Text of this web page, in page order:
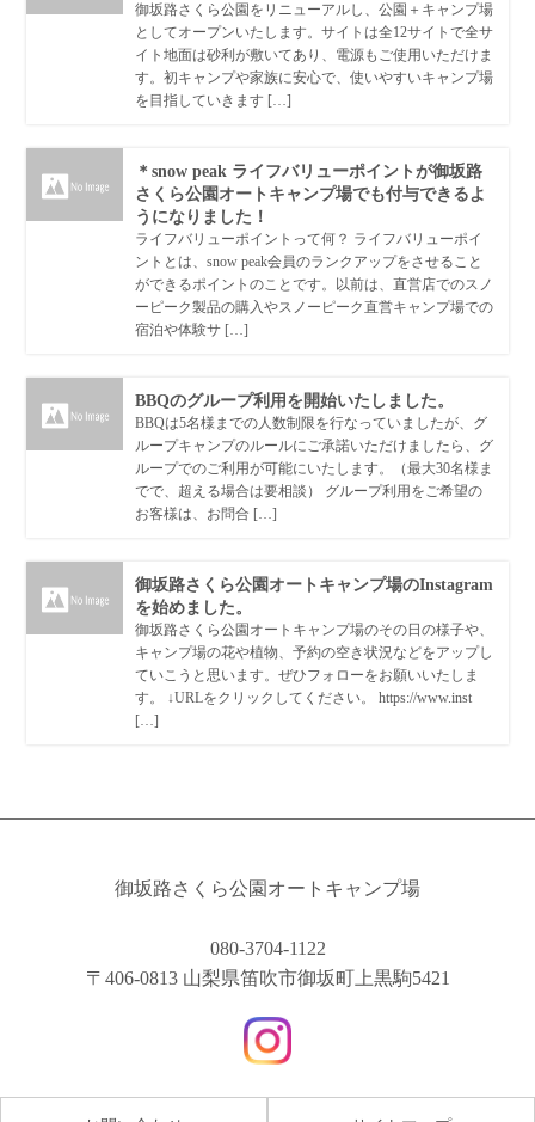
御坂路さくら公園をリニューアルし、公園＋キャンプ場
としてオープンいたします。サイトは全12サイトで全サ
イト地面は砂利が敷いてあり、電源もご使用いただけま
す。初キャンプや家族に安心で、使いやすいキャンプ場
を目指していきます […]
＊snow peak ライフバリューポイントが御坂路
さくら公園オートキャンプ場でも付与できるよ
うになりました！
ライフバリューポイントって何？ ライフバリューポイ
ントとは、snow peak会員のランクアップをさせること
ができるポイントのことです。以前は、直営店でのスノ
ーピーク製品の購入やスノーピーク直営キャンプ場での
宿泊や体験サ […]
BBQのグループ利用を開始いたしました。
BBQは5名様までの人数制限を行なっていましたが、グ
ループキャンプのルールにご承諾いただけましたら、グ
ループでのご利用が可能にいたします。（最大30名様ま
でで、超える場合は要相談） グループ利用をご希望の
お客様は、お問合 […]
御坂路さくら公園オートキャンプ場のInstagram
を始めました。
御坂路さくら公園オートキャンプ場のその日の様子や、
キャンプ場の花や植物、予約の空き状況などをアップし
ていこうと思います。ぜひフォローをお願いいたしま
す。 ↓URLをクリックしてください。 https://www.inst
[…]
御坂路さくら公園オートキャンプ場
080-3704-1122
〒406-0813 山梨県笛吹市御坂町上黒駒5421